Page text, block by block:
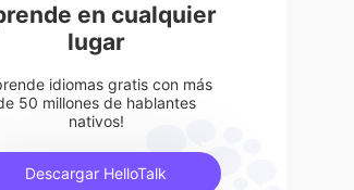
en cualquier
lugar
idiomas gratis con más
50 millones de hablantes
nativos!
Descargar HelloTalk